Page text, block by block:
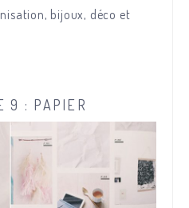
bijoux, déco et
9 : PAPIER